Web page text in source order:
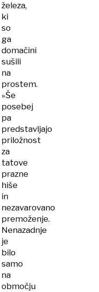
železa,
ki
so
ga
domačini
sušili
na
prostem.
»Še
posebej
pa
predstavljajo
priložnost
za
tatove
prazne
hiše
in
nezavarovano
premoženje.
Nenazadnje
je
bilo
samo
na
območju